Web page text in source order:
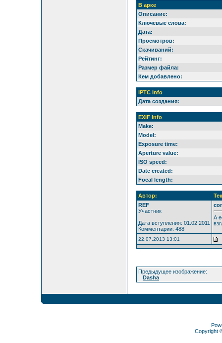
В арке
Описание:
Ключевые слова:
Дата:
Просмотров:
Скачиваний:
Рейтинг:
Размер файла:
Кем добавлено:
IPTC Info
Дата создания:
EXIF Info
Make:
Model:
Exposure time:
Aperture value:
ISO speed:
Date created:
Focal length:
Автор:
REF
Участник
Дата вступления: 01.02.2011
Комментарии: 488
А
22.07.2013 13:01
Предыдущее изображение:
Dasha
Copyright